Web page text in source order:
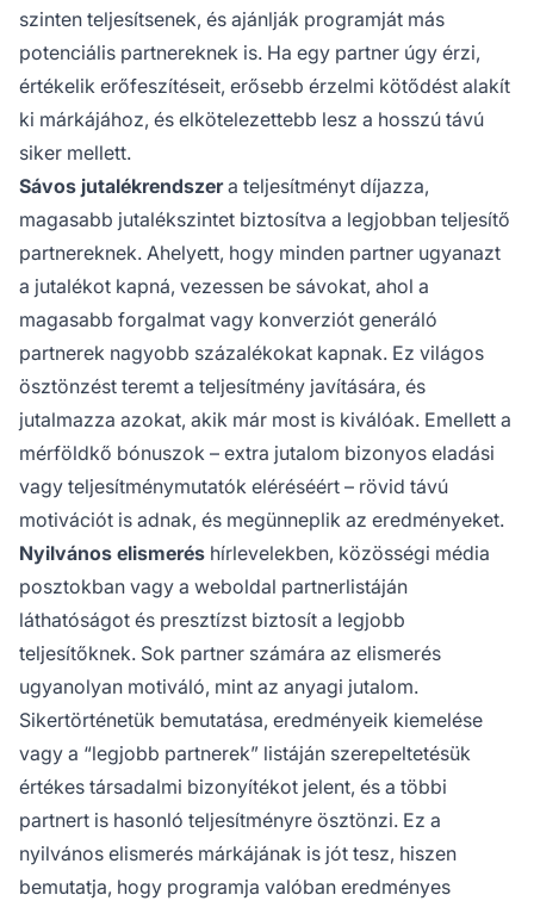
szinten teljesítsenek, és ajánlják programját más
potenciális partnereknek is. Ha egy partner úgy érzi,
értékelik erőfeszítéseit, erősebb érzelmi kötődést alakít
ki márkájához, és elkötelezettebb lesz a hosszú távú
siker mellett.
Sávos jutalékrendszera teljesítményt díjazza,
magasabb jutalékszintet biztosítva a legjobban teljesítő
partnereknek. Ahelyett, hogy minden partner ugyanazt
a jutalékot kapná, vezessen be sávokat, ahol a
magasabb forgalmat vagy konverziót generáló
partnerek nagyobb százalékokat kapnak. Ez világos
ösztönzést teremt a teljesítmény javítására, és
jutalmazza azokat, akik már most is kiválóak. Emellett a
mérföldkő bónuszok – extra jutalom bizonyos eladási
vagy teljesítménymutatók eléréséért – rövid távú
motivációt is adnak, és megünneplik az eredményeket.
Nyilvános elismerés hírlevelekben, közösségi média
posztokban vagy a weboldal partnerlistáján
láthatóságot és presztízst biztosít a legjobb
teljesítőknek. Sok partner számára az elismerés
ugyanolyan motiváló, mint az anyagi jutalom.
Sikertörténetük bemutatása, eredményeik kiemelése
vagy a “legjobb partnerek” listáján szerepeltetésük
értékes társadalmi bizonyítékot jelent, és a többi
partnert is hasonló teljesítményre ösztönzi. Ez a
nyilvános elismerés márkájának is jót tesz, hiszen
bemutatja, hogy programja valóban eredményes